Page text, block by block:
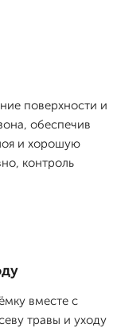
поверхности и
обеспечив
и хорошую
контроль
вместе с
травы и уходу